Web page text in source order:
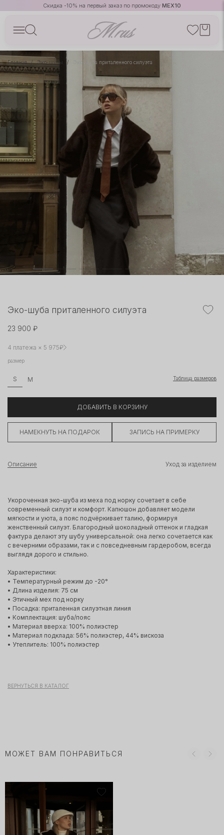
Скидка -10% на первый заказ по промокоду MEX10
Главная Эко-шубы Эко-шуба приталенного силуэта
Эко-шуба приталенного силуэта
23 900 ₽
4 платежа × 5 975₽
размер
S M Таблица размеров
ДОБАВИТЬ В КОРЗИНУ
НАМЕКНУТЬ НА ПОДАРОК ЗАПИСЬ НА ПРИМЕРКУ
Описание Уход за изделием
Укороченная эко-шуба из меха под норку сочетает в себе
современный силуэт и комфорт. Капюшон добавляет модели
мягкости и уюта, а пояс подчёркивает талию, формируя
женственный силуэт. Благородный шоколадный оттенок и гладкая
фактура делают эту шубу универсальной: она легко сочетается как
с вечерними образами, так и с повседневным гардеробом, всегда
выглядя дорого и стильно.
Характеристики:
• Температурный режим до -20°
• Длина изделия: 75 см
• Этичный мех под норку
• Посадка: приталенная силуэтная линия
• Комплектация: шуба/пояс
• Материал вверха: 100% полиэстер
• Материал подклада: 56% полиэстер, 44% вискоза
• Утеплитель: 100% полиэстер
ВЕРНУТЬСЯ В КАТАЛОГ
МОЖЕТ ВАМ ПОНРАВИТЬСЯ